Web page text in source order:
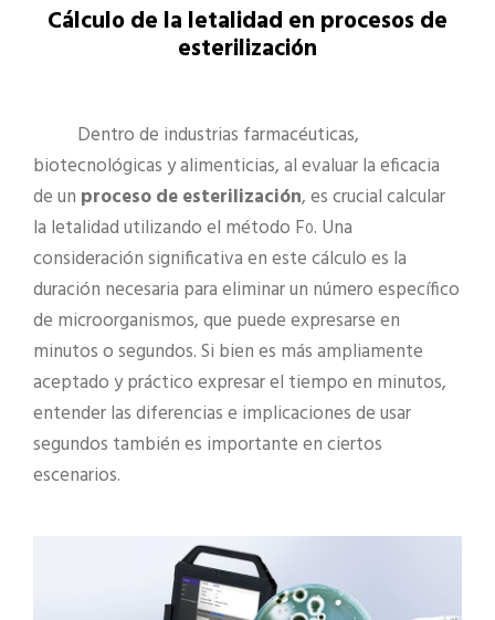
Cálculo de la letalidad en procesos de
esterilización
Dentro de industrias farmacéuticas,
biotecnológicas y alimenticias, al evaluar la eficacia
de un proceso de esterilización, es crucial calcular
la letalidad utilizando el método F0. Una
consideración significativa en este cálculo es la
duración necesaria para eliminar un número específico
de microorganismos, que puede expresarse en
minutos o segundos. Si bien es más ampliamente
aceptado y práctico expresar el tiempo en minutos,
entender las diferencias e implicaciones de usar
segundos también es importante en ciertos
escenarios.